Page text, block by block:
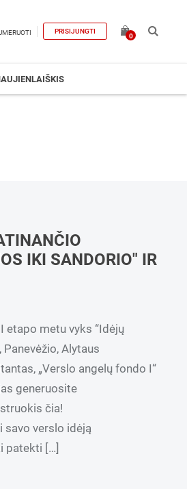
PRISIJUNGTI
0
IKI SANDORIO" IR
etapo metu vyks “Idėjų
Alytaus
„Verslo angelų fondo I“
generuosite
čia!
verslo idėją
patekti […]